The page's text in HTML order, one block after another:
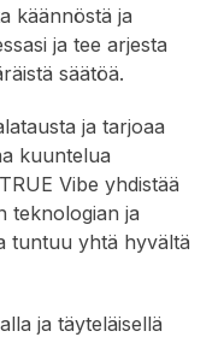
käännöstä ja
ja tee arjesta
säätöä.
ja tarjoaa
kuuntelua
Vibe yhdistää
teknologian ja
tuntuu yhtä hyvältä
ja täyteläisellä